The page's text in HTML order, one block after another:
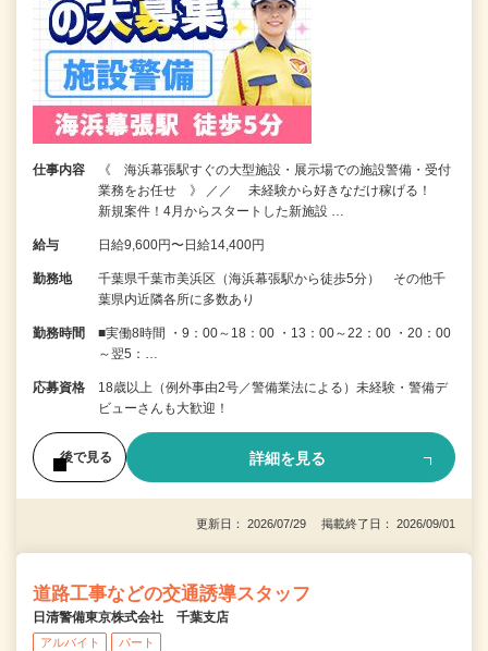
仕事内容
《 海浜幕張駅すぐの大型施設・展示場での施設警備・受付
業務をお任せ 》 ／／ 未経験から好きなだけ稼げる！
新規案件！4月からスタートした新施設 …
給与 日給9,600円〜日給14,400円
勤務地
千葉県千葉市美浜区（海浜幕張駅から徒歩5分） その他千
葉県内近隣各所に多数あり
勤務時間
■実働8時間 ・9：00～18：00 ・13：00～22：00 ・20：00
～翌5：…
応募資格
18歳以上（例外事由2号／警備業法による）未経験・警備デ
ビューさんも大歓迎！
後で見る 詳細を見る
更新日： 2026/07/29 掲載終了日： 2026/09/01
道路工事などの交通誘導スタッフ
日清警備東京株式会社 千葉支店
アルバイト パート